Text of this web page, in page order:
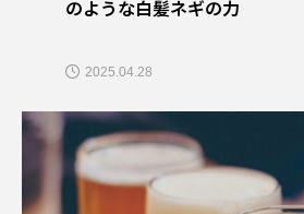
のような白髪ネギの力
2025.04.28